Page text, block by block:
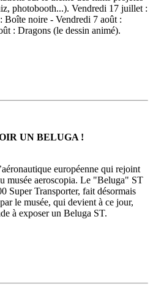
photobooth...). Vendredi 17 juillet :
noire - Vendredi 7 août :
: Dragons (le dessin animé).
UN BELUGA !
européenne qui rejoint
musée aeroscopia. Le "Beluga" ST
Super Transporter, fait désormais
le musée, qui devient à ce jour,
à exposer un Beluga ST.